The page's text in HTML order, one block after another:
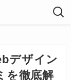
デザイン
を徹底解